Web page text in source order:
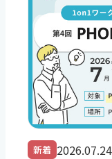
新着 2026.07.24